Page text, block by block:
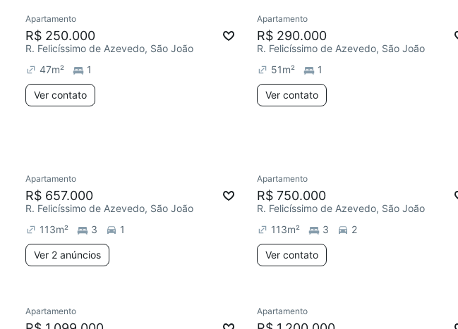
Redecorar
Apartamento
R$ 250.000
R. Felicíssimo de Azevedo, São João
47m² 1
Ver contato
Redecorar
Apartamento
R$ 290.000
R. Felicíssimo de Azevedo, São João
51m² 1
Ver contato
Chegou este mês
Apartamento
R$ 657.000
R. Felicíssimo de Azevedo, São João
113m² 3 1
Ver 2 anúncios
Apartamento
R$ 750.000
R. Felicíssimo de Azevedo, São João
113m² 3 2
Ver contato
Apartamento Apartamento